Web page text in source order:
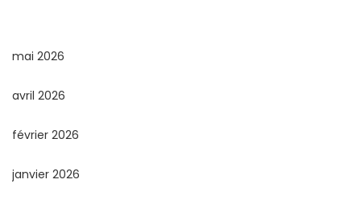
mai 2026
avril 2026
février 2026
janvier 2026